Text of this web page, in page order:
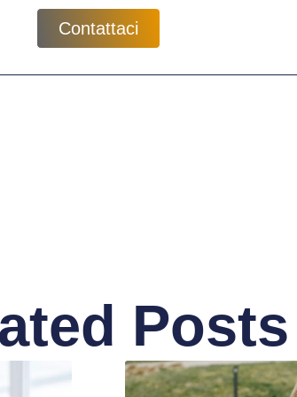
Contattaci
Posts